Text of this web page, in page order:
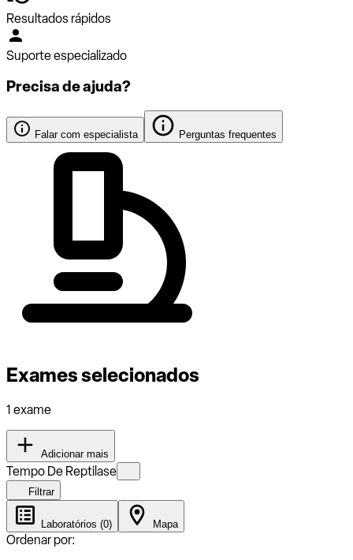
Resultados rápidos
Suporte especializado
Precisa de ajuda?
Falar com especialista Perguntas frequentes
Exames selecionados
1 exame
Adicionar mais
Tempo De Reptilase
Filtrar
Laboratórios (0) Mapa
Ordenar por: